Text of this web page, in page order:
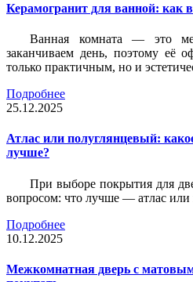
Керамогранит для ванной: как
Ванная комната — это
заканчиваем день, поэтому её
только практичным, но и
Подробнее
25.12.2025
Атлас или полуглянцевый:
лучше?
При выборе покрытия для
вопросом: что лучше — атлас или
Подробнее
10.12.2025
Межкомнатная дверь с